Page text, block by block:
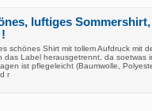
luftiges Sommershirt,
schönes Shirt mit tollem Aufdruck mit
das Label herausgetrennt, da soetwas
ist pflegeleicht (Baumwolle,
r